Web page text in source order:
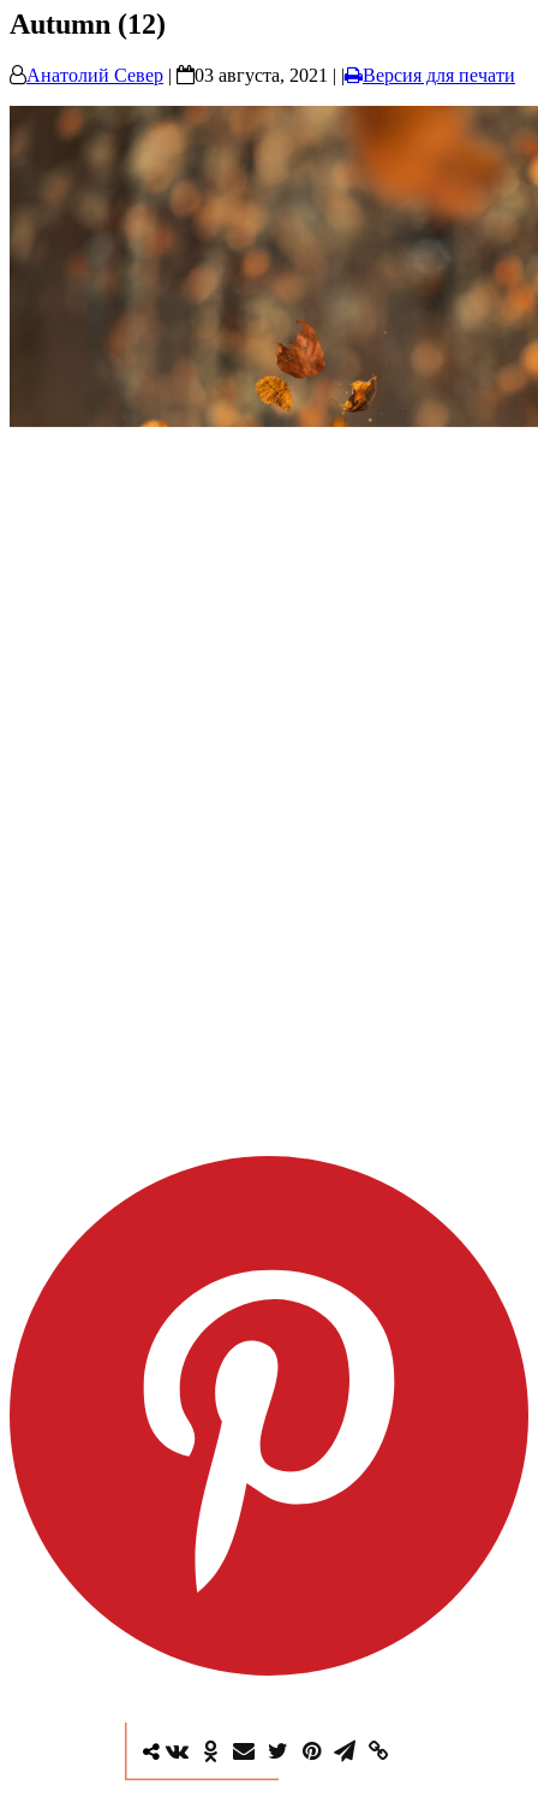
Autumn (12)
Анатолий Север | 03 августа, 2021 | | Версия для печати